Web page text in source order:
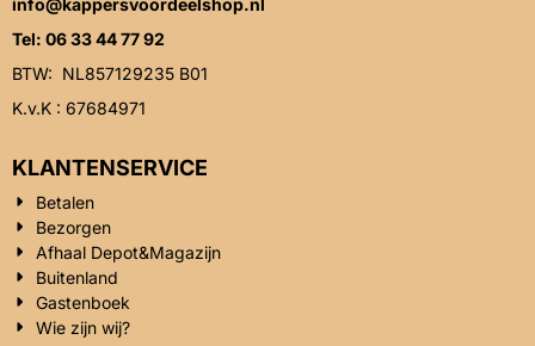
info@kappersvoordeelshop.nl
Tel: 06 33 44 77 92
BTW: NL857129235 B01
K.v.K : 67684971
KLANTENSERVICE
Betalen
Bezorgen
Afhaal Depot&Magazijn
Buitenland
Gastenboek
Wie zijn wij?